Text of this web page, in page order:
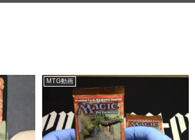
MTG動画